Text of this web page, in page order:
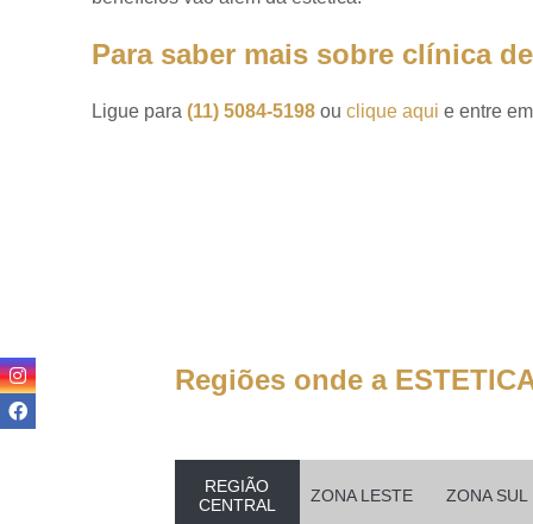
hialurônico
faciais
Para saber mais sobre clínica
Ligue para(11) 5084-5198ouclique aqui e entre
Regiões onde a
REGIÃO
CENTRAL
ZONA LESTE ZONA SUL